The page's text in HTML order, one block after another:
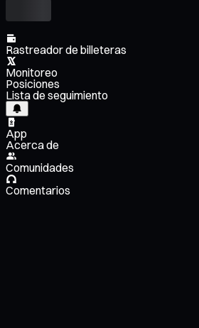
Rastreador de billeteras
Monitoreo
Posiciones
Lista de seguimiento
App
Acerca de
Comunidades
Comentarios